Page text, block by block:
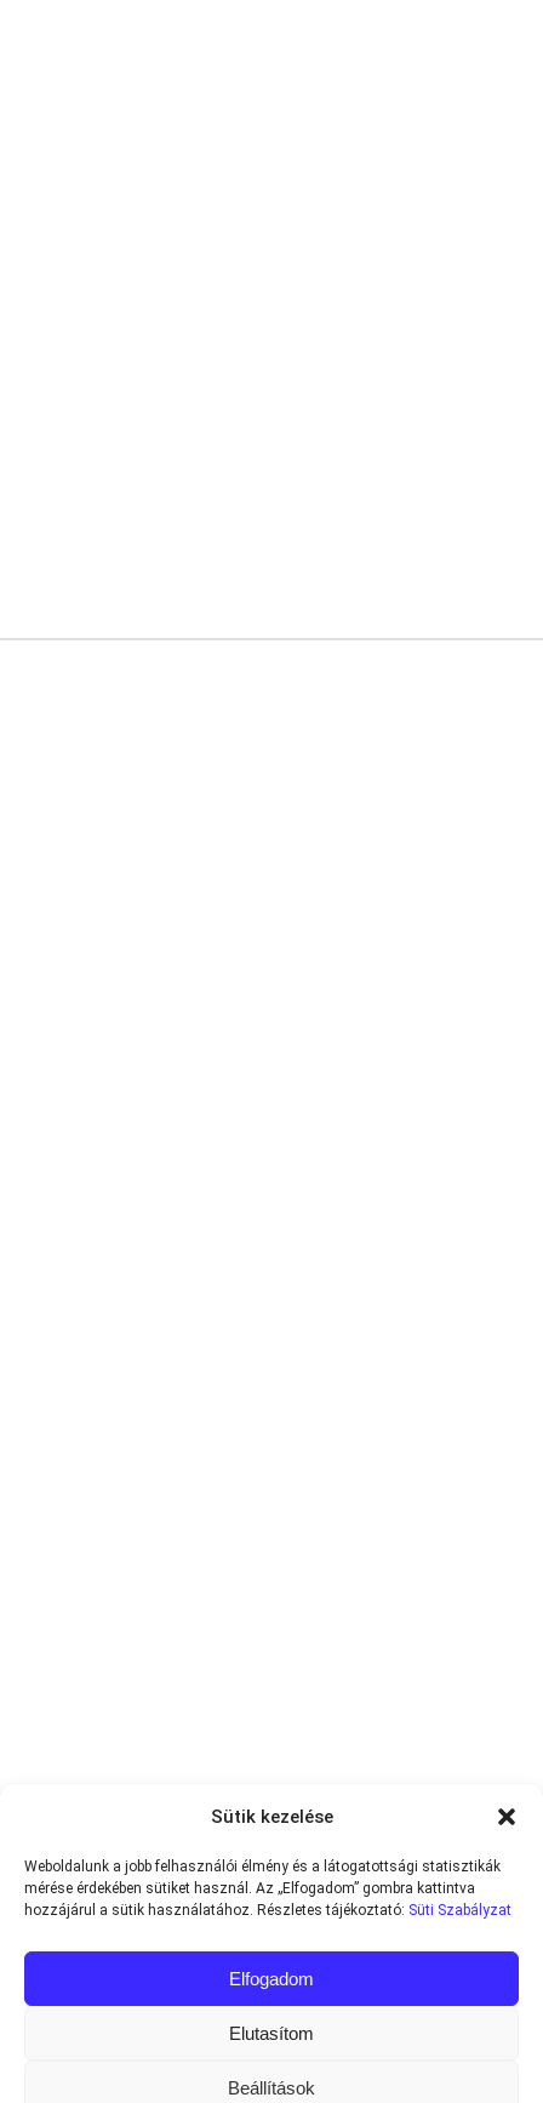
Sütik kezelése
Weboldalunk a jobb felhasználói élmény és a látogatottsági statisztikák
mérése érdekében sütiket használ. Az „Elfogadom” gombra kattintva
hozzájárul a sütik használatához. Részletes tájékoztató: Süti Szabályzat
Elfogadom
Elutasítom
Beállítások
Minden jog fenntartva © 2013-2026Teniszvilag.com